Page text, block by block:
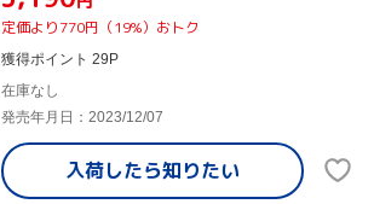
定価より770円（19%）おトク
獲得ポイント 29P
在庫なし
発売年月日：2023/12/07
入荷したら知りたい